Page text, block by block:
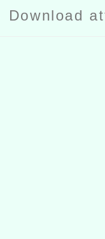
Download